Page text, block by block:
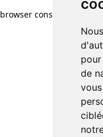
de
browser console for more